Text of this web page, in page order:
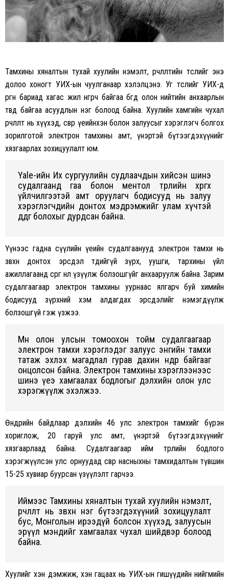
Тамхины хяналтын тухай хуулийн нэмэлт, өөрчлөлтийн төслийг энэ
долоо хоногт УИХ-ын чуулганаар хэлэлцэнэ. Уг төслийг УИХ-д
өргөн бариад хагас жил өнгөрч байгаа бөгөөд олон нийтийн анхаарлын
төвд байгаа асуудлын нэг болоод байна. Хуулийн хамгийн чухал
өөрчлөлт нь хүүхэд, өсвөр үеийнхэн болон залуусыг хэрэглэгч болгох
зорилготой электрон тамхины амт, үнэртэй бүтээгдэхүүнийг
хязгаарлах зохицуулалт юм.
Yale-ийн Их сургуулийн судлаачдын хийсэн шинэ
судалгаанд гаа болон ментол төрлийн хөргөх
үйлчилгээтэй амт оруулагч бодисууд нь залуу
хэрэглэгчдийн донтох мэдрэмжийг улам хүчтэй
өдөөдөг болохыг дурдсан байна.
Үүнээс гадна сүүлийн үеийн судалгаанууд электрон тамхи нь
зөвхөн донтох эрсдэл төдийгүй зүрх, уушги, тархины үйл
ажиллагаанд сөрөг нөлөө үзүүлж болзошгүйг анхааруулж байна. Зарим
судалгаагаар электрон тамхины уурнаас ялгарч буй химийн
бодисууд зүрхний хэм алдагдах эрсдэлийг нэмэгдүүлж
болзошгүй гэж үзжээ.
Мөн олон улсын томоохон тойм судалгаагаар
электрон тамхи хэрэглэдэг залуус энгийн тамхи
татаж эхлэх магадлал гурав дахин өндөр байгааг
онцолсон байна. Электрон тамхины хэрэглээнээс
шинэ үеэ хамгаалах бодлогыг дэлхийн олон улс
хэрэгжүүлж эхэлжээ.
Өнөөдрийн байдлаар дэлхийн 46 улс электрон тамхийг бүрэн
хориглож, 20 гаруй улс амт, үнэртэй бүтээгдэхүүнийг
хязгаарлаад байна. Судалгаагаар ийм төрлийн бодлого
хэрэгжүүлсэн улс орнуудад өсвөр насныхны тамхидалтын түвшин
15-25 хувиар буурсан үзүүлэлт гарчээ.
Иймээс Тамхины хяналтын тухай хуулийн нэмэлт,
өөрчлөлт нь зөвхөн нэг бүтээгдэхүүний зохицуулалт
бус, Монголын ирээдүй болсон хүүхэд, залуусын
эрүүл мэндийг хамгаалах чухал шийдвэр болоод
байна.
Хуулийг хэн дэмжиж, хэн гацаах нь УИХ-ын гишүүдийн нийгмийн